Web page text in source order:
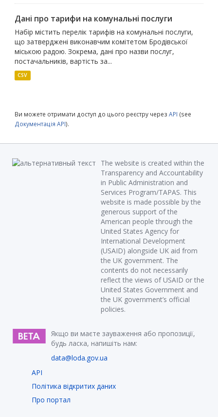
Дані про тарифи на комунальні послуги
Набір містить перелік тарифів на комунальні послуги,
що затверджені виконавчим комітетом Бродівської
міською радою. Зокрема, дані про назви послуг,
постачальників, вартість за...
CSV
Ви можете отримати доступ до цього реєстру через API (see
Документація API).
The website is created within the
Transparency and Accountability
in Public Administration and
Services Program/TAPAS. This
website is made possible by the
generous support of the
American people through the
United States Agency for
International Development
(USAID) alongside UK aid from
the UK government. The
contents do not necessarily
reflect the views of USAID or the
United States Government and
the UK government’s official
policies.
Якщо ви маєте зауваження або пропозиції,
будь ласка, напишіть нам:
data@loda.gov.ua
API
Політика відкритих даних
Про портал